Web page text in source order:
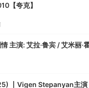
【夸克】
主演: 艾拉·鲁宾 / 艾米丽·
丨Vigen Stepanyan主演